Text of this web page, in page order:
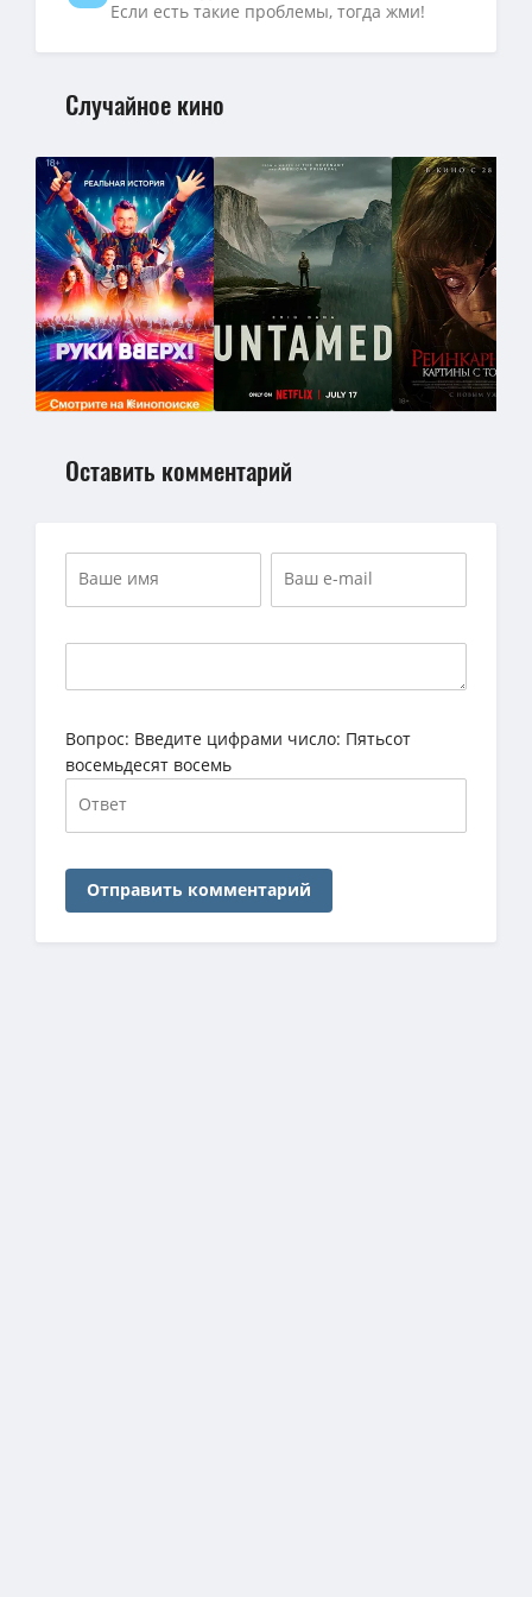
Если есть такие проблемы, тогда жми!
Случайное кино
Оставить комментарий
Вопрос: Введите цифрами число: Пятьсот
восемьдесят восемь
Отправить комментарий